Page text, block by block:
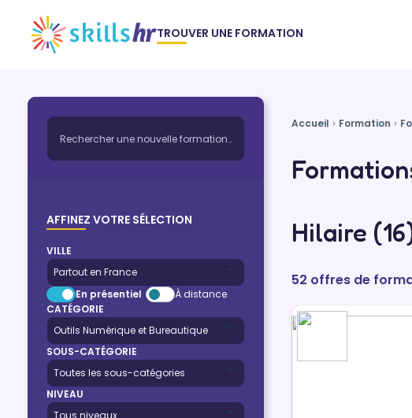
TROUVER UNE FORMATION
AFFINEZ VOTRE SÉLECTION
VILLE
En présentiel
À distance
CATÉGORIE
SOUS-CATÉGORIE
NIVEAU
Accueil Formation
Hilaire
52 offres de